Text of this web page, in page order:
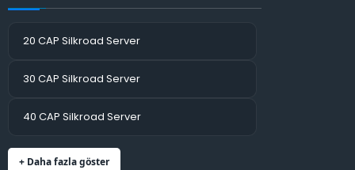
20 CAP Silkroad Server
30 CAP Silkroad Server
40 CAP Silkroad Server
+ Daha fazla göster